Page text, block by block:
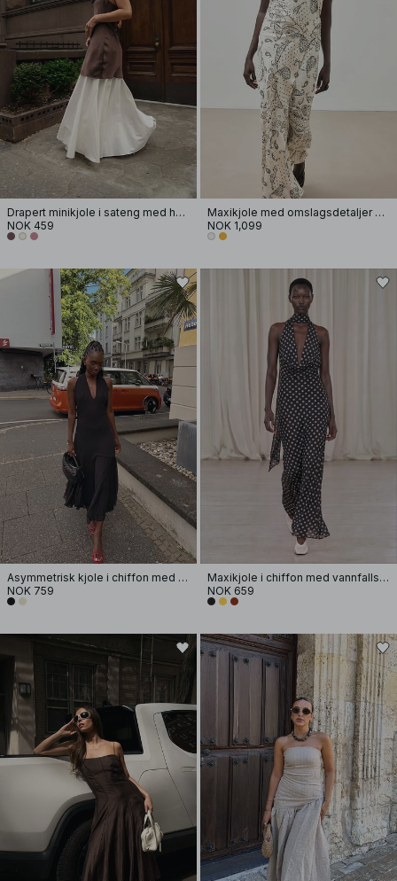
Drapert minikjole i sateng med halterneck
NOK 459
Maxikjole med omslagsdetaljer og halterneck
NOK 1,099
Asymmetrisk kjole i chiffon med halterneck
NOK 759
Maxikjole i chiffon med vannfallseffekt og skjerf
NOK 659